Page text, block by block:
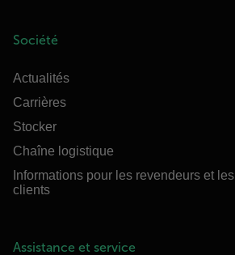
Société
Actualités
Carrières
Stocker
Chaîne logistique
Informations pour les revendeurs et les
clients
Assistance et service